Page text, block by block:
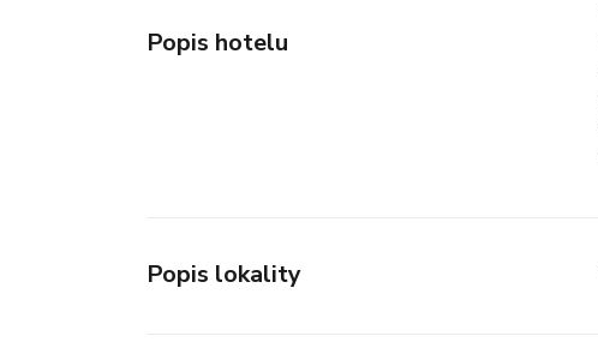
Popis hotelu
Popis lokality